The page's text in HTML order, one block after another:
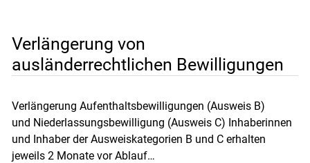
Verlängerung von
ausländerrechtlichen Bewilligungen
Verlängerung Aufenthaltsbewilligungen (Ausweis B)
und Niederlassungsbewilligung (Ausweis C) Inhaberinnen
und Inhaber der Ausweiskategorien B und C erhalten
jeweils 2 Monate vor Ablauf…